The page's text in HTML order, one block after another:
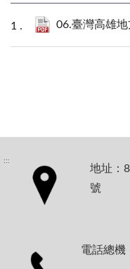
06.臺灣高雄
:::
地址：
號
電話總機